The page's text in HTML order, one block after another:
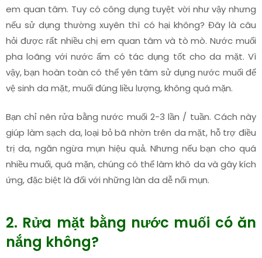
em quan tâm. Tuy có công dụng tuyệt vời như vậy nhưng
nếu sử dụng thường xuyên thì có hại không? Đây là câu
hỏi được rất nhiều chị em quan tâm và tò mò. Nước muối
pha loãng với nước ấm có tác dụng tốt cho da mặt. Vì
vậy, bạn hoàn toàn có thể yên tâm sử dụng nước muối để
vệ sinh da mặt, muối đúng liều lượng, không quá mặn.
Bạn chỉ nên rửa bằng nước muối 2-3 lần / tuần. Cách này
giúp làm sạch da, loại bỏ bã nhờn trên da mặt, hỗ trợ điều
trị da, ngăn ngừa mụn hiệu quả. Nhưng nếu bạn cho quá
nhiều muối, quá mặn, chúng có thể làm khô da và gây kích
ứng, đặc biệt là đối với những làn da dễ nổi mụn.
2. Rửa mặt bằng nước muối có ăn
nắng không?